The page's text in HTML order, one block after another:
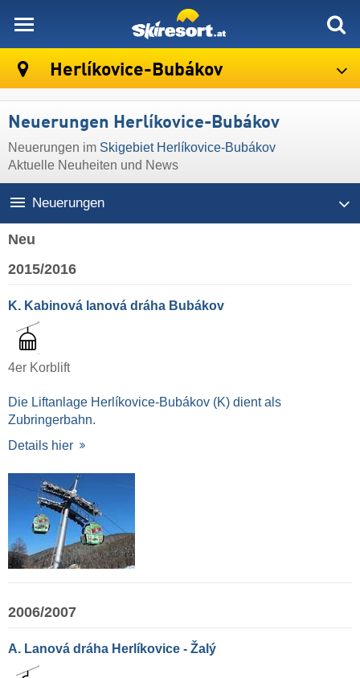
Herlíkovice-Bubákov
Neuerungen Herlíkovice-Bubákov
Neuerungen im Skigebiet Herlíkovice-Bubákov
Aktuelle Neuheiten und News
Neuerungen
Neu
2015/2016
K. Kabinová lanová dráha Bubákov
4er Korblift
Die Liftanlage Herlíkovice-Bubákov (K) dient als
Zubringerbahn.
Details hier
2006/2007
A. Lanová dráha Herlíkovice - Žalý